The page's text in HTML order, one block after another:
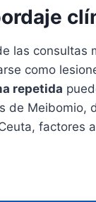
las consultas
como
repetida
de Meibomio,
factores